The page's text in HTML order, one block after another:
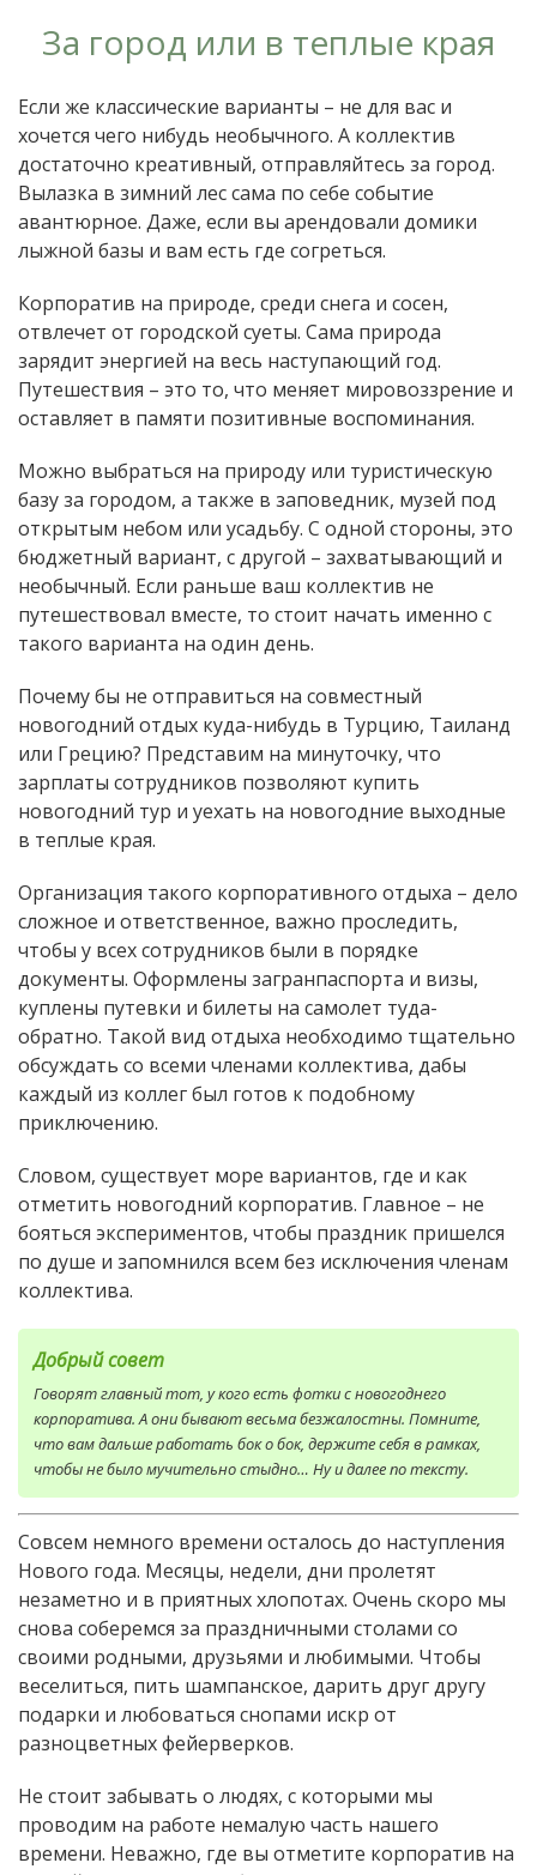
За город или в теплые края
Если же классические варианты – не для вас и
хочется чего нибудь необычного. А коллектив
достаточно креативный, отправляйтесь за город.
Вылазка в зимний лес сама по себе событие
авантюрное. Даже, если вы арендовали домики
лыжной базы и вам есть где согреться.
Корпоратив на природе, среди снега и сосен,
отвлечет от городской суеты. Сама природа
зарядит энергией на весь наступающий год.
Путешествия – это то, что меняет мировоззрение и
оставляет в памяти позитивные воспоминания.
Можно выбраться на природу или туристическую
базу за городом, а также в заповедник, музей под
открытым небом или усадьбу. С одной стороны, это
бюджетный вариант, с другой – захватывающий и
необычный. Если раньше ваш коллектив не
путешествовал вместе, то стоит начать именно с
такого варианта на один день.
Почему бы не отправиться на совместный
новогодний отдых куда-нибудь в Турцию, Таиланд
или Грецию? Представим на минуточку, что
зарплаты сотрудников позволяют купить
новогодний тур и уехать на новогодние выходные
в теплые края.
Организация такого корпоративного отдыха – дело
сложное и ответственное, важно проследить,
чтобы у всех сотрудников были в порядке
документы. Оформлены загранпаспорта и визы,
куплены путевки и билеты на самолет туда-
обратно. Такой вид отдыха необходимо тщательно
обсуждать со всеми членами коллектива, дабы
каждый из коллег был готов к подобному
приключению.
Словом, существует море вариантов, где и как
отметить новогодний корпоратив. Главное – не
бояться экспериментов, чтобы праздник пришелся
по душе и запомнился всем без исключения членам
коллектива.
Добрый совет
Говорят главный тот, у кого есть фотки с новогоднего
корпоратива. А они бывают весьма безжалостны. Помните,
что вам дальше работать бок о бок, держите себя в рамках,
чтобы не было мучительно стыдно… Ну и далее по тексту.
Совсем немного времени осталось до наступления
Нового года. Месяцы, недели, дни пролетят
незаметно и в приятных хлопотах. Очень скоро мы
снова соберемся за праздничными столами со
своими родными, друзьями и любимыми. Чтобы
веселиться, пить шампанское, дарить друг другу
подарки и любоваться снопами искр от
разноцветных фейерверков.
Не стоит забывать о людях, с которыми мы
проводим на работе немалую часть нашего
времени. Неважно, где вы отметите корпоратив на